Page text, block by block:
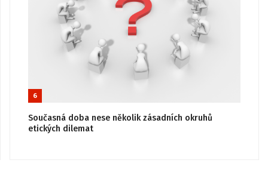
6
Současná doba nese několik zásadních okruhů
etických dilemat